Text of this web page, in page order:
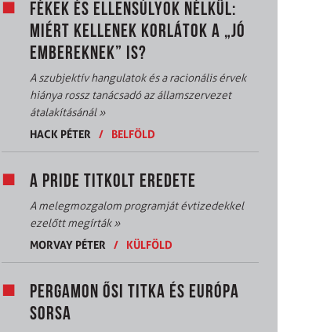
FÉKEK ÉS ELLENSÚLYOK NÉLKÜL:
MIÉRT KELLENEK KORLÁTOK A „JÓ
EMBEREKNEK” IS?
A szubjektív hangulatok és a racionális érvek
hiánya rossz tanácsadó az államszervezet
átalakításánál»
HACK PÉTER
/ BELFÖLD
A PRIDE TITKOLT EREDETE
A melegmozgalom programját évtizedekkel
ezelőtt megírták»
MORVAY PÉTER
/ KÜLFÖLD
PERGAMON ŐSI TITKA ÉS EURÓPA
SORSA